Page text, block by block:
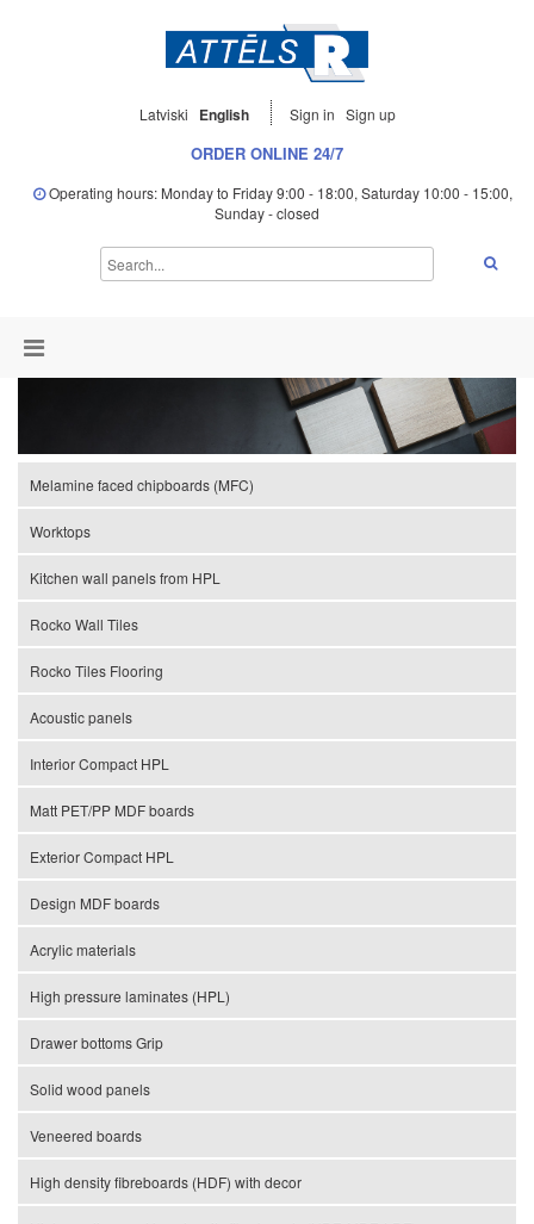
Latviski English Sign in Sign up
ORDER ONLINE 24/7
Operating hours: Monday to Friday 9:00 - 18:00, Saturday 10:00 - 15:00,
Sunday - closed
Melamine faced chipboards (MFC)
Worktops
Kitchen wall panels from HPL
Rocko Wall Tiles
Rocko Tiles Flooring
Acoustic panels
Interior Compact HPL
Matt PET/PP MDF boards
Exterior Compact HPL
Design MDF boards
Acrylic materials
High pressure laminates (HPL)
Drawer bottoms Grip
Solid wood panels
Veneered boards
High density fibreboards (HDF) with decor